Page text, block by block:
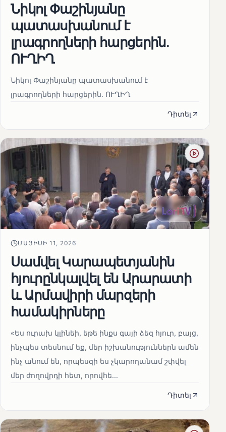
Նիկոլ Փաշինյանը
պատասխանում է
լրագրողների հարցերին․
ՈՒՂԻՂ
Նիկոլ Փաշինյանը պատասխանում է
լրագրողների հարցերին․ ՈՒՂԻՂ
Դիտել
ՄԱՅԻՍԻ 11, 2026
Սամվել Կարապետյանին
հյուրընկալվել են Արարատի
և Արմավիրի մարզերի
համակիրները
«Ես ուրախ կլինեի, եթե ինքս գայի ձեզ հյուր, բայց,
ինչպես տեսնում եք, մեր իշխանություններն ամեն
ինչ անում են, որպեսզի ես չկարողանամ շփվել
մեր ժողովրդի հետ, որովհե...
Դիտել